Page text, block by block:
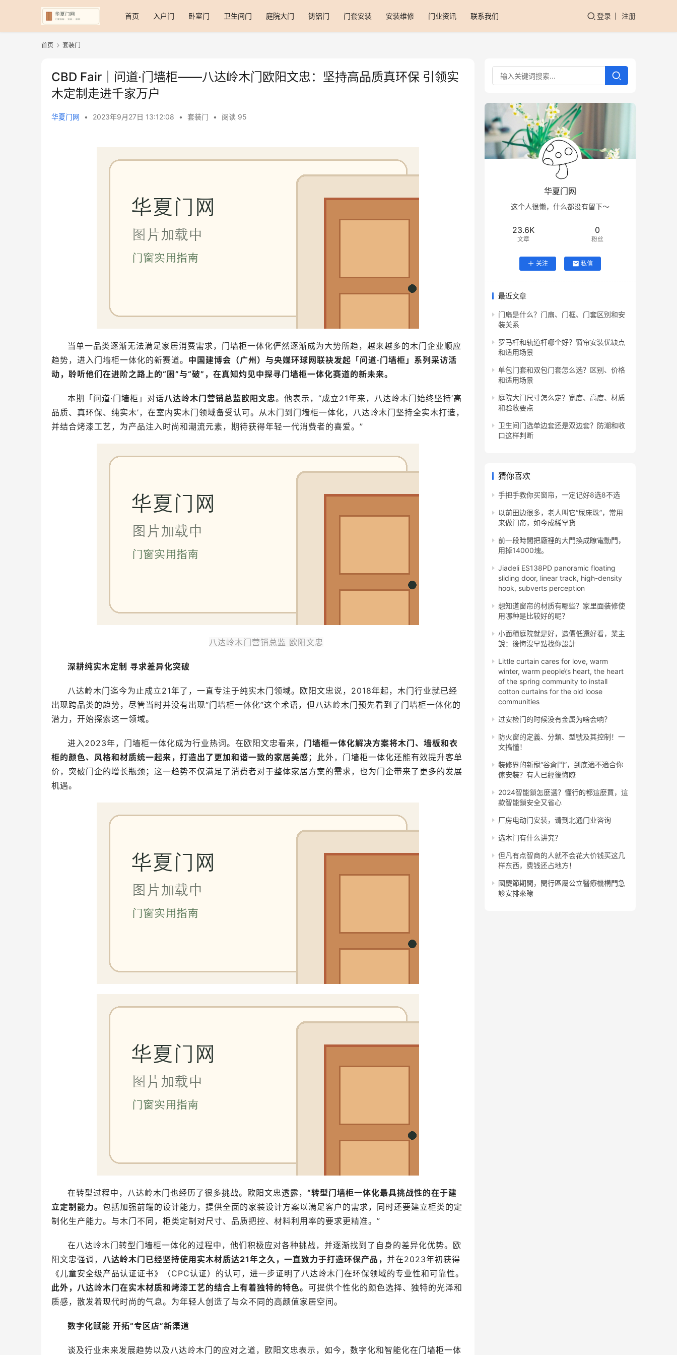
首页 入户门 卧室门 卫生间门 庭院大门 铸铝门 门套安装 安装维修 门业资讯 联系我们 登录 注册
首页 套装门
CBD Fair｜问道·门墙柜——八达岭木门欧阳文忠：坚持高品质真环保 引领实
木定制走进千家万户
华夏门网 • 2023年9月27日 13:12:08 • 套装门 • 阅读 95
当单一品类逐渐无法满足家居消费需求，门墙柜一体化俨然逐渐成为大势所趋，越来越多的木门企业顺应
趋势，进入门墙柜一体化的新赛道。 中国建博会（广州）与央媒环球网联袂发起「问道·门墙柜」系列采访活
动，聆听他们在进阶之路上的“困”与“破”，在真知灼见中探寻门墙柜一体化赛道的新未来。
本期「问道·门墙柜」对话八达岭木门营销总监欧阳文忠。他表示，“成立21年来，八达岭木门始终坚持‘高
品质、真环保、纯实木’，在室内实木门领域备受认可。从木门到门墙柜一体化，八达岭木门坚持全实木打造，
并结合烤漆工艺，为产品注入时尚和潮流元素，期待获得年轻一代消费者的喜爱。”
八达岭木门营销总监 欧阳文忠
深耕纯实木定制 寻求差异化突破
八达岭木门迄今为止成立21年了，一直专注于纯实木门领域。欧阳文忠说，2018年起，木门行业就已经
出现跨品类的趋势，尽管当时并没有出现“门墙柜一体化”这个术语，但八达岭木门预先看到了门墙柜一体化的
潜力，开始探索这一领域。
进入2023年，门墙柜一体化成为行业热词。在欧阳文忠看来， 门墙柜一体化解决方案将木门、墙板和衣
柜的颜色、风格和材质统一起来，打造出了更加和谐一致的家居美感 ；此外，门墙柜一体化还能有效提升客单
价，突破门企的增长瓶颈；这一趋势不仅满足了消费者对于整体家居方案的需求，也为门企带来了更多的发展
机遇。
在转型过程中，八达岭木门也经历了很多挑战。欧阳文忠透露， “转型门墙柜一体化最具挑战性的在于建
立定制能力。 包括加强前端的设计能力，提供全面的家装设计方案以满足客户的需求，同时还要建立柜类的定
制化生产能力。与木门不同，柜类定制对尺寸、品质把控、材料利用率的要求更精准。”
在八达岭木门转型门墙柜一体化的过程中，他们积极应对各种挑战，并逐渐找到了自身的差异化优势。欧
阳文忠强调， 八达岭木门已经坚持使用实木材质达21年之久，一直致力于打造环保产品， 并在2023年初获得
《儿童安全级产品认证证书》（CPC认证）的认可，进一步证明了八达岭木门在环保领域的专业性和可靠性。
此外，八达岭木门在实木材质和烤漆工艺的结合上有着独特的特色。 可提供个性化的颜色选择、独特的光泽和
质感，散发着现代时尚的气息。为年轻人创造了与众不同的高颜值家居空间。
数字化赋能 开拓“专区店”新渠道
谈及行业未来发展趋势以及八达岭木门的应对之道，欧阳文忠表示，如今，数字化和智能化在门墙柜一体
华夏门网
这个人很懒，什么都没有留下～
23.6K
文章
0
粉丝
关注 私信
最近文章
门扇是什么？门扇、门框、门套区别和安
装关系
罗马杆和轨道杆哪个好？窗帘安装优缺点
和适用场景
单包门套和双包门套怎么选？区别、价格
和适用场景
庭院大门尺寸怎么定？宽度、高度、材质
和验收要点
卫生间门选单边套还是双边套？防潮和收
口这样判断
猜你喜欢
手把手教你买窗帘，一定记好8选8不选
以前田边很多，老人叫它“尿床珠”，常用
来做门帘，如今成稀罕货
前一段時間把廠裡的大門換成瞭電動門，
用掉14000塊。
Jiadeli ES138PD panoramic floating
sliding door, linear track, high-density
hook, subverts perception
想知道窗帘的材质有哪些？家里面装修使
用哪种是比较好的呢？
小面積庭院就是好，造價低還好看，業主
說：後悔沒早點找你設計
Little curtain cares for love, warm
winter, warm people\’s heart, the heart
of the spring community to install
cotton curtains for the old loose
communities
过安检门的时候没有金属为啥会响？
防火窗的定義、分類、型號及其控制！一
文搞懂！
裝修界的新寵“谷倉門”，到底適不適合你
傢安裝？有人已經後悔瞭
2024智能鎖怎麼選？懂行的都這麼買，這
款智能鎖安全又省心
厂房电动门安装，请到北通门业咨询
选木门有什么讲究？
但凡有点智商的人就不会花大价钱买这几
样东西，费钱还占地方！
國慶節期間，閔行區屬公立醫療機構門急
診安排來瞭